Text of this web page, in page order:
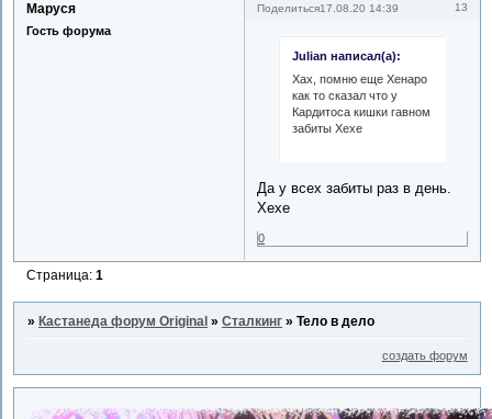
Поделиться 13
17.08.20 14:39
Маруся
Гость форума
Julian написал(а):
Хах, помню еще Хенаро
как то сказал что у
Кардитоса кишки гавном
забиты Хехе
Да у всех забиты раз в день.
Хехе
0
Страница:1
»Кастанеда форум Original »Сталкинг »Тело в дело
создать форум